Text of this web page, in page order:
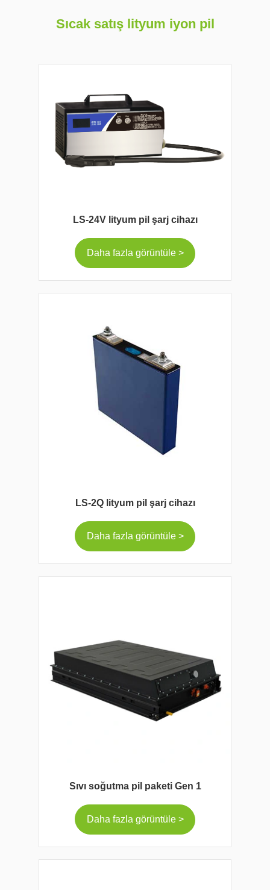
Sıcak satış lityum iyon pil
LS-24V lityum pil şarj cihazı
Daha fazla görüntüle >
LS-2Q lityum pil şarj cihazı
Daha fazla görüntüle >
Sıvı soğutma pil paketi Gen 1
Daha fazla görüntüle >